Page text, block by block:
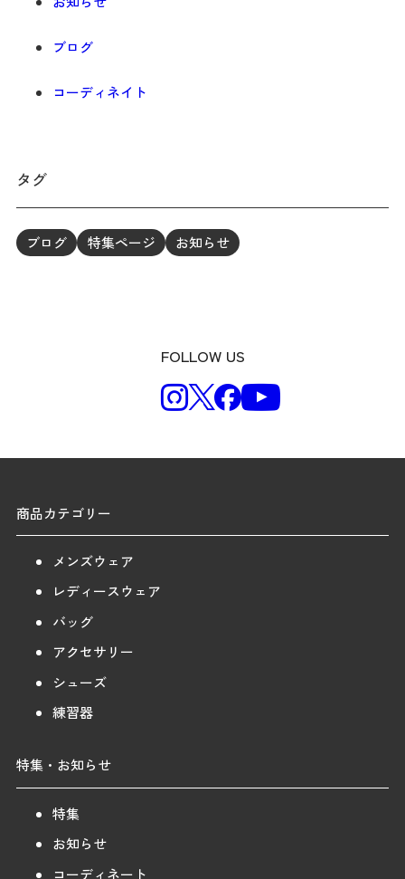
ブログ
コーディネイト
タグ
ブログ 特集ページ お知らせ
FOLLOW US
商品カテゴリー
メンズウェア
レディースウェア
バッグ
アクセサリー
シューズ
練習器
特集・お知らせ
特集
お知らせ
コーディネート